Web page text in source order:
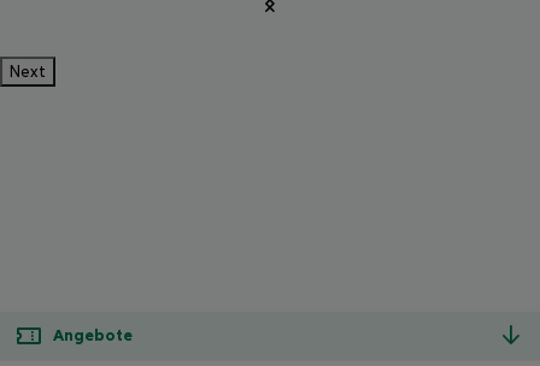
Next
Angebote